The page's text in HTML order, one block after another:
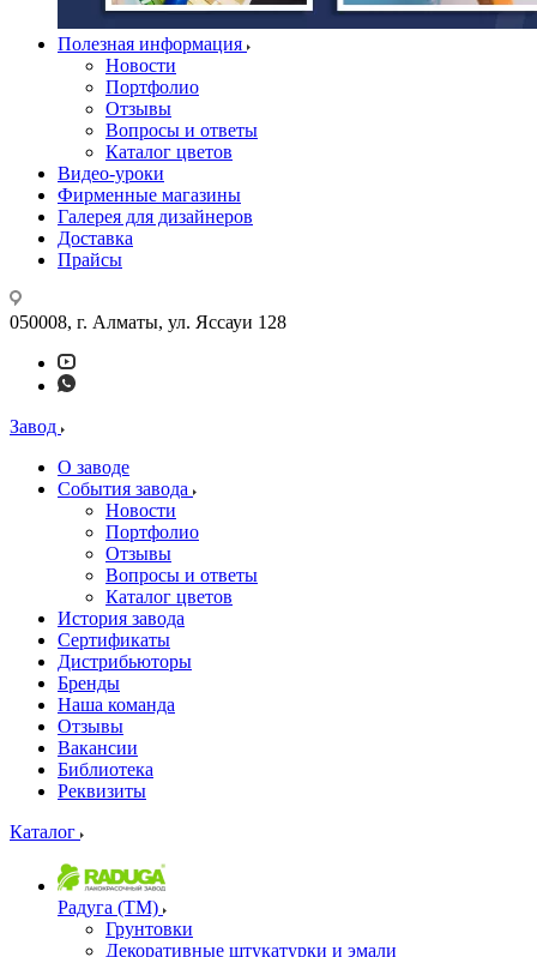
Полезная информация
Новости
Портфолио
Отзывы
Вопросы и ответы
Каталог цветов
Видео-уроки
Фирменные магазины
Галерея для дизайнеров
Доставка
Прайсы
050008, г. Алматы, ул. Яссауи 128
Завод
О заводе
События завода
Новости
Портфолио
Отзывы
Вопросы и ответы
Каталог цветов
История завода
Сертификаты
Дистрибьюторы
Бренды
Наша команда
Отзывы
Вакансии
Библиотека
Реквизиты
Каталог
Радуга (ТМ)
Грунтовки
Декоративные штукатурки и эмали